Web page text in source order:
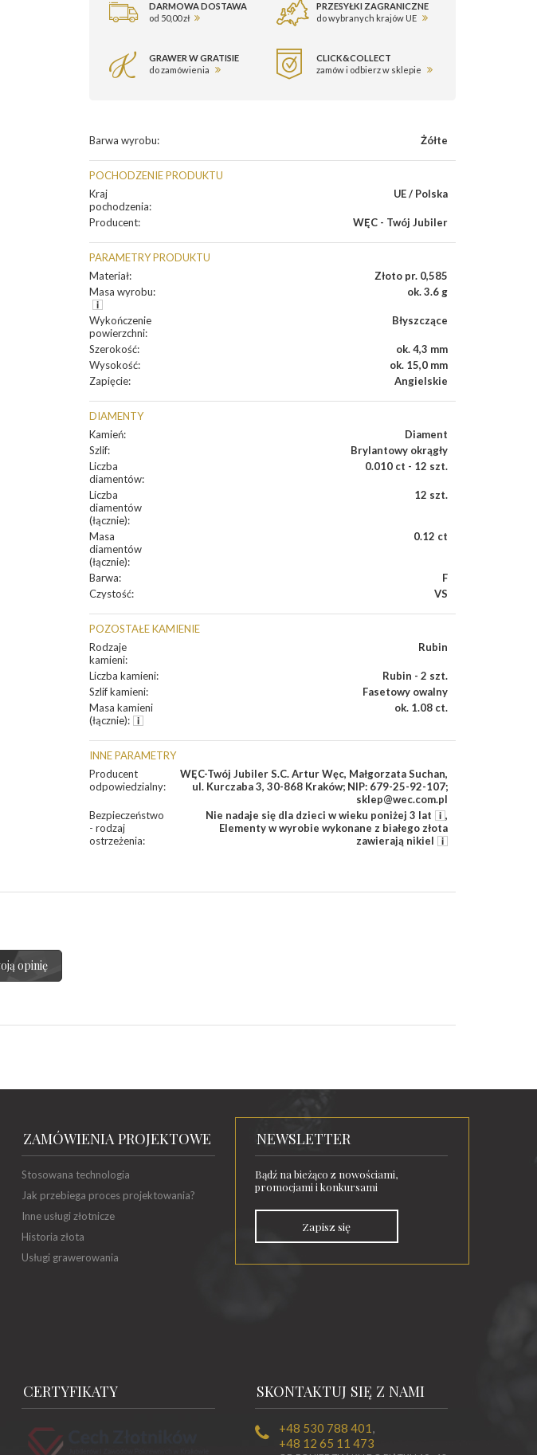
DARMOWA DOSTAWA
od 50,00 zł
PRZESYŁKI ZAGRANICZNE
do wybranych krajów UE
GRAWER W GRATISIE
do zamówienia
CLICK&COLLECT
zamów i odbierz w sklepie
Barwa wyrobu: Żółte
POCHODZENIE PRODUKTU
Kraj
pochodzenia:
UE / Polska
Producent: WĘC - Twój Jubiler
PARAMETRY PRODUKTU
Materiał:
Złoto pr. 0,585
Masa wyrobu: ok. 3.6 g
Wykończenie
powierzchni:
Błyszczące
Szerokość:
ok. 4,3 mm
Wysokość:
ok. 15,0 mm
Zapięcie: Angielskie
DIAMENTY
Kamień:
Diament
Szlif:
Brylantowy okrągły
Liczba
diamentów:
0.010 ct - 12 szt.
Liczba
diamentów
(łącznie):
12 szt.
Masa
diamentów
(łącznie):
0.12 ct
Barwa:
F
Czystość: VS
POZOSTAŁE KAMIENIE
Rodzaje
kamieni:
Rubin
Liczba kamieni:
Rubin - 2 szt.
Szlif kamieni:
Fasetowy owalny
Masa kamieni
(łącznie):
ok. 1.08 ct.
INNE PARAMETRY
Producent
odpowiedzialny:
WĘC-Twój Jubiler S.C. Artur Węc, Małgorzata Suchan,
ul. Kurczaba 3, 30-868 Kraków; NIP: 679-25-92-107;
sklep@wec.com.pl
Bezpieczeństwo
- rodzaj
ostrzeżenia:
Nie nadaje się dla dzieci w wieku poniżej 3 lat
,
Elementy w wyrobie wykonane z białego złota
zawierają nikiel
opinię
ZAMÓWIENIA PROJEKTOWE
Stosowana technologia
Jak przebiega proces projektowania?
Inne usługi złotnicze
Historia złota
Usługi grawerowania
NEWSLETTER
Bądź na bieżąco z nowościami,
promocjami i konkursami
Zapisz się
CERTYFIKATY SKONTAKTUJ SIĘ Z NAMI
+48 530 788 401 ,
+48 12 65 11 473